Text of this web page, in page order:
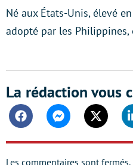
Né aux États-Unis, élevé
adopté par les
La rédaction vous
FacebookMessengerTwitter
Les commentaires sont fermés.